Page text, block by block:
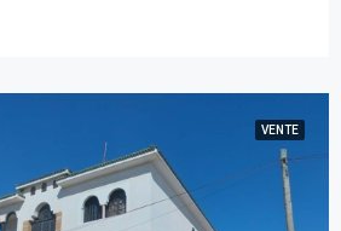
VENTE